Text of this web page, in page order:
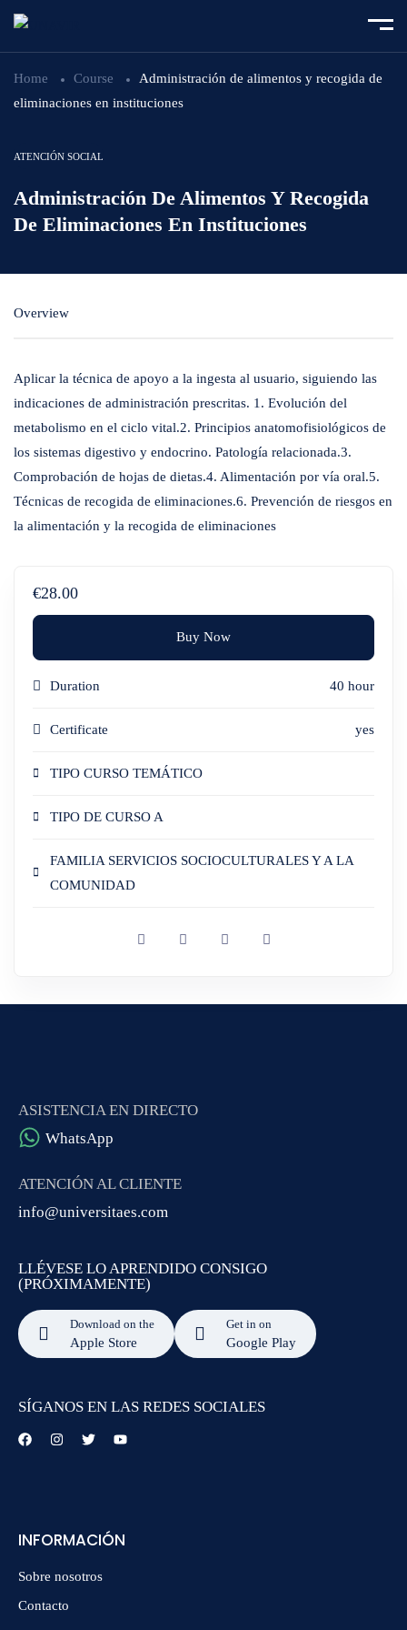
Home Course
Administración de alimentos y recogida de
eliminaciones en instituciones
ATENCIÓN SOCIAL
Administración De Alimentos Y Recogida
De Eliminaciones En Instituciones
Overview
Aplicar la técnica de apoyo a la ingesta al usuario, siguiendo las
indicaciones de administración prescritas. 1. Evolución del
metabolismo en el ciclo vital.2. Principios anatomofisiológicos de
los sistemas digestivo y endocrino. Patología relacionada.3.
Comprobación de hojas de dietas.4. Alimentación por vía oral.5.
Técnicas de recogida de eliminaciones.6. Prevención de riesgos en
la alimentación y la recogida de eliminaciones
€28.00
Buy Now
Duration 40 hour
Certificate yes
TIPO CURSO TEMÁTICO
TIPO DE CURSO A
FAMILIA SERVICIOS SOCIOCULTURALES Y A LA
COMUNIDAD
INFORMACIÓN
Sobre nosotros
Contacto
ASISTENCIA EN DIRECTO
WhatsApp
ATENCIÓN AL CLIENTE
info@universitaes.com
LLÉVESE LO APRENDIDO CONSIGO
(PRÓXIMAMENTE)
Download on the
Apple Store
Get in on
Google Play
SÍGANOS EN LAS REDES SOCIALES